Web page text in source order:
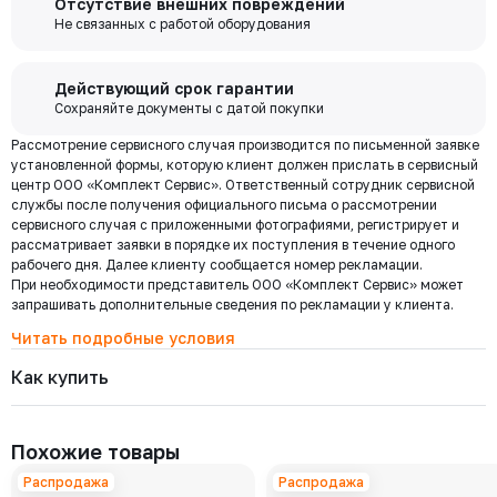
7528-080-16
Давление номинальноеДиаметр номинальный
64 870 ₽
7528-065-16
Давление номинальное
РУ 16
Диаметр номинальный
ДУ 65
Наличие
Есть
Цена с НДС
49 391 ₽ Купить
7528-040-40
Давление номинальноеДиаметр номинальныйНаличие
Цена с НДС Купить
РУ 40
Цена с НДС
выходя из дома переводите деньги со счета на счет, оплачивайте
покупки и выполняйте другие банковские операции.
Обмен документами через Диадок это обмен и подписание
любых документов без дублирования на бумаге. Приглашаем Вас
приступить к работе по обмену документами в электронном
виде.
Подробнее
забор груза в выбранной вами транспортной компании.
Бесплатная
доставка по
Москве и
области при
заказе от 30
000 ₽
Региональная доставка
Мы стремимся сократить издержки по доставке заказов для наших
клиентов!
Москве. Условия доставки до терминалов ТК в других городах
терминала ТК оплачиваются отдельно.
Отсутствие внешних повреждений
Не связанных с работой оборудования
Действующий срок гарантии
Сохраняйте документы с датой покупки
Рассмотрение сервисного случая производится по письменной заявке
установленной формы, которую клиент должен прислать в сервисный
центр ООО «Комплект Сервис». Ответственный сотрудник сервисной
службы после получения официального письма о рассмотрении
сервисного случая с приложенными фотографиями, регистрирует и
рассматривает заявки в порядке их поступления в течение одного
рабочего дня. Далее клиенту сообщается номер рекламации.
При необходимости представитель ООО «Комплект Сервис» может
запрашивать дополнительные сведения по рекламации у клиента.
Читать подробные условия
Как купить
Похожие товары
Распродажа Распродажа